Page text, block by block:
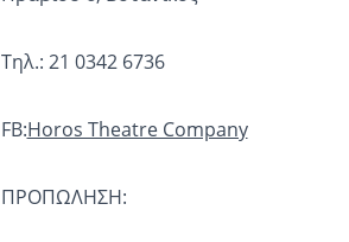
Τηλ.: 21 0342 6736
FB:Horos Theatre Company
ΠΡΟΠΩΛΗΣΗ: